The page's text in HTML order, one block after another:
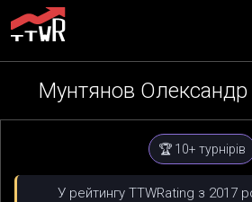
Мунтянов Олександр
🏆 10+ турнірів
У рейтингу TTWRating з 2017